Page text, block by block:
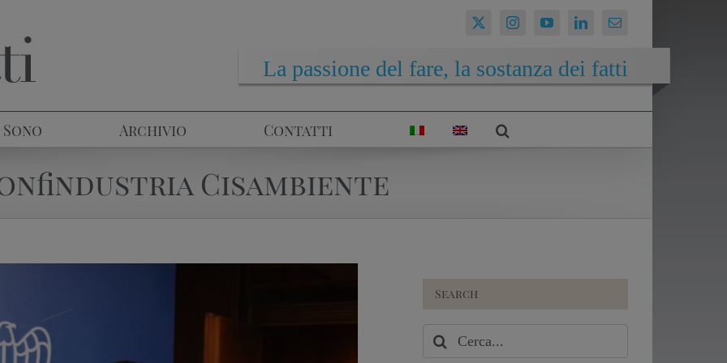
La passione del fare, la sostanza dei fatti
Sono Archivio Contatti
Cisambiente
Search
per: